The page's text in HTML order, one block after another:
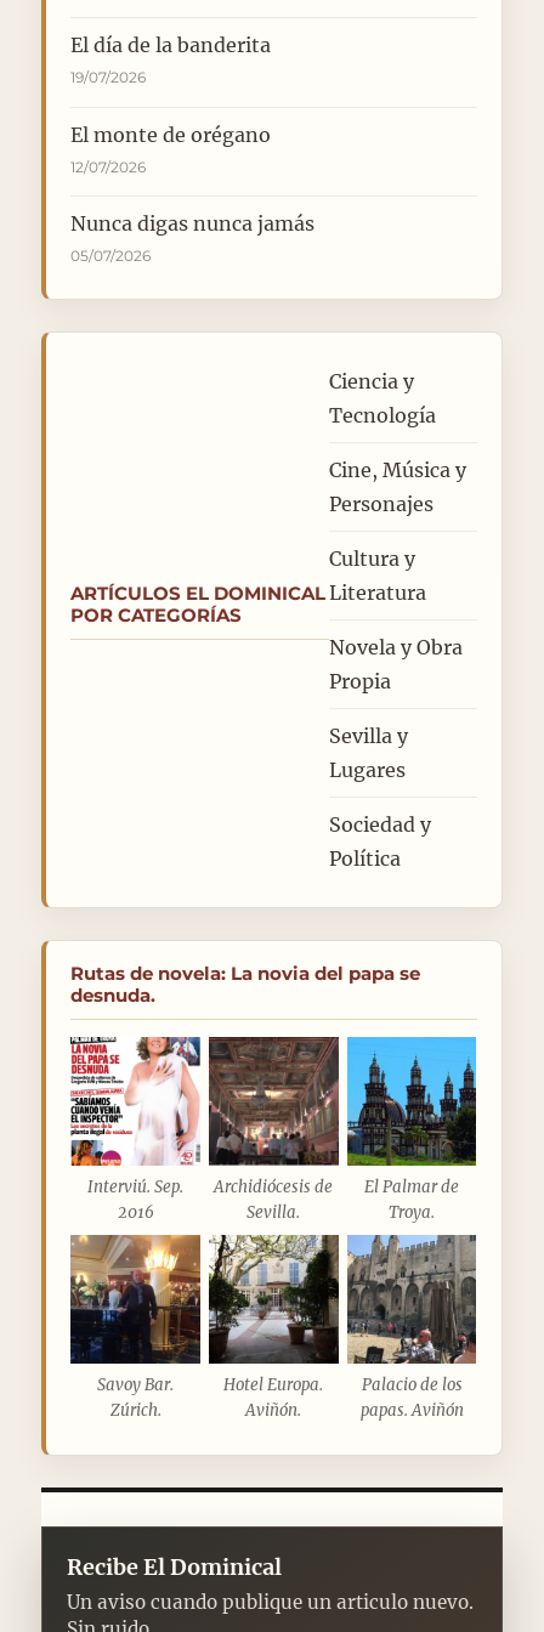
El día de la banderita
19/07/2026
El monte de orégano
12/07/2026
Nunca digas nunca jamás
05/07/2026
ARTÍCULOS EL DOMINICAL
POR CATEGORÍAS
Ciencia y
Tecnología
Cine, Música y
Personajes
Cultura y
Literatura
Novela y Obra
Propia
Sevilla y
Lugares
Sociedad y
Política
Rutas de novela: La novia del papa se
desnuda.
Interviú. Sep.
2016
Archidiócesis de
Sevilla.
El Palmar de
Troya.
Savoy Bar.
Zúrich.
Hotel Europa.
Aviñón.
Palacio de los
papas. Aviñón
Recibe El Dominical
Un aviso cuando publique un articulo nuevo.